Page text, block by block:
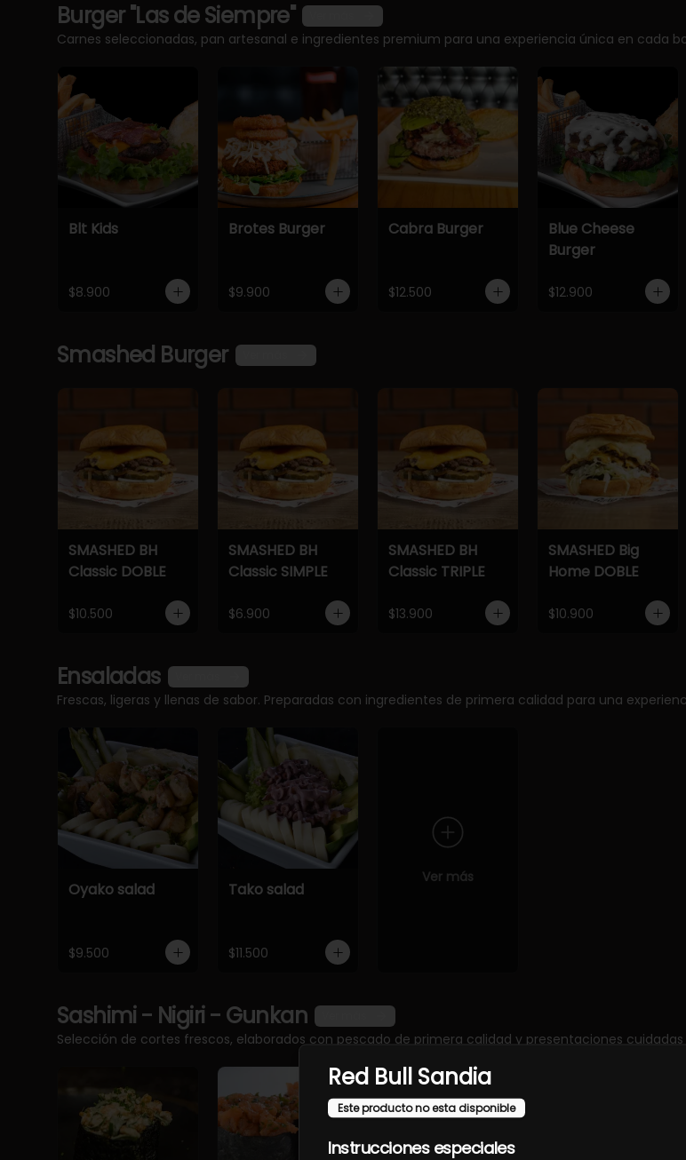
Burger "Las de Siempre"
Carnes seleccionadas, pan artesanal e ingredientes premium para una experiencia única en cada
Blt Kids
$8.900
Brotes Burger
$9.900
Cabra Burger
$12.500
Blue Cheese
Burger
$12.900
Smashed Burger
SMASHED BH
Classic DOBLE
$10.500
SMASHED BH
Classic SIMPLE
$6.900
SMASHED BH
Classic TRIPLE
$13.900
SMASHED Big
Home DOBLE
$10.900
Ensaladas
Frescas, ligeras y llenas de sabor. Preparadas con ingredientes de primera calidad para una
Oyako salad
$9.500
Tako salad
$11.500
Ver más
Sashimi - Nigiri - Gunkan
Selección de cortes frescos, elaborados con pescado de primera calidad y presentaciones
Red Bull Sandia
Este producto no esta disponible
Instrucciones especiales